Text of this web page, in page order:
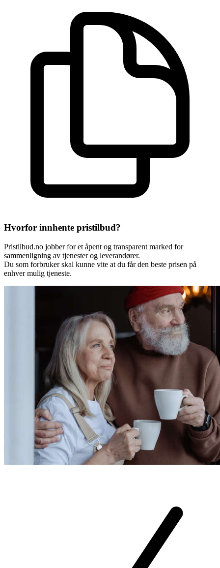
Hvorfor innhente pristilbud?
Pristilbud.no jobber for et åpent og transparent marked for
sammenligning av tjenester og leverandører.
Du som forbruker skal kunne vite at du får den beste prisen på
enhver mulig tjeneste.